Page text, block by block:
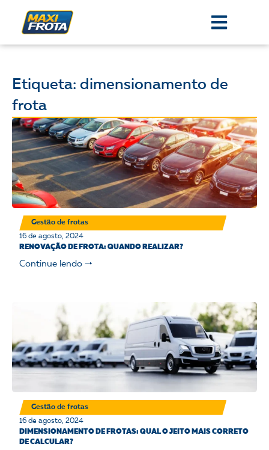
Etiqueta: dimensionamento de
frota
Gestão de frotas
16 de agosto, 2024
RENOVAÇÃO DE FROTA: QUANDO REALIZAR?
Continue lendo 🠒
Gestão de frotas
16 de agosto, 2024
DIMENSIONAMENTO DE FROTAS: QUAL O JEITO MAIS CORRETO
DE CALCULAR?